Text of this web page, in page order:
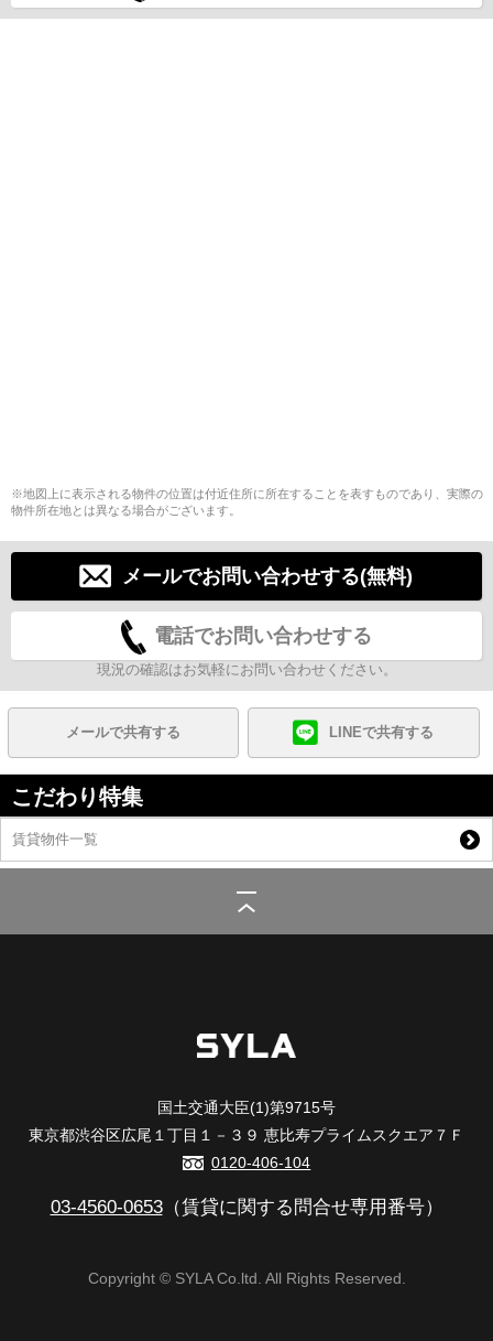
※地図上に表示される物件の位置は付近住所に所在することを表すものであり、実際の
物件所在地とは異なる場合がございます。
メールでお問い合わせする(無料)
電話でお問い合わせする
現況の確認はお気軽にお問い合わせください。
メールで共有する LINEで共有する
こだわり特集
賃貸物件一覧
国土交通大臣(1)第9715号
東京都渋谷区広尾１丁目１－３９ 恵比寿プライムスクエア７Ｆ
0120-406-104
03-4560-0653（賃貸に関する問合せ専用番号）
Copyright © SYLA Co.ltd. All Rights Reserved.